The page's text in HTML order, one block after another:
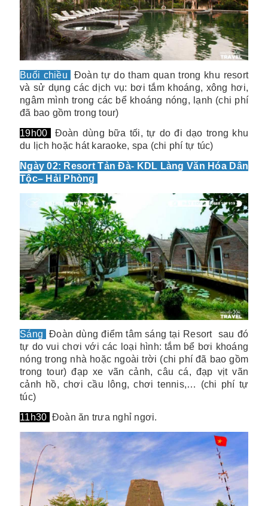
Buổi chiều
Đoàn tự do tham quan trong khu resort
và sử dụng các dịch vụ: bơi tắm khoáng, xông hơi,
ngâm mình trong các bể khoáng nóng, lạnh (chi phí
đã bao gồm trong tour)
19h00
Đoàn dùng bữa tối, tự do đi dạo trong khu
du lịch hoặc hát karaoke, spa (chi phí tự túc)
Ngày 02: Resort Tản Đà- KDL Làng Văn Hóa Dân
Tộc– Hải Phòng
Sáng
Đoàn dùng điểm tâm sáng tại Resort sau đó
tự do vui chơi với các loại hình: tắm bể bơi khoáng
nóng trong nhà hoặc ngoài trời (chi phí đã bao gồm
trong tour) đạp xe vãn cảnh, câu cá, đạp vịt vãn
cảnh hồ, chơi cầu lông, chơi tennis,… (chi phí tự
túc)
11h30 Đoàn ăn trưa nghỉ ngơi.